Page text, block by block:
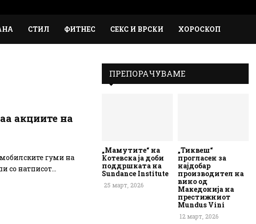
СТИЛ ФИТНЕС СЕКС И ВРСКИ ХОРОСКОП
акциите на
гуми на
со натписот...
ПРЕПОРАЧУВАМЕ
„Мамутите“ на
Котевска ја доби
поддршката на
Sundance Institute
25 март, 2026
„Тиквеш“
прогласен за
најдобар
производител на
вино од
Македонија на
престижниот
Mundus Vini
12 март, 2026